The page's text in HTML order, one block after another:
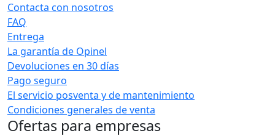
Contacta con nosotros
FAQ
Entrega
La garantía de Opinel
Devoluciones en 30 días
Pago seguro
El servicio posventa y de mantenimiento
Condiciones generales de venta
Ofertas para empresas